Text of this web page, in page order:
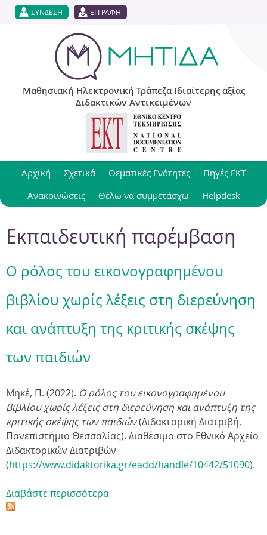
Jump to navigation
ΣΥΝΔΕΣΗ ΕΓΓΡΑΦΗ
Μαθησιακή Ηλεκτρονική Τράπεζα Ιδιαίτερης αξίας
Διδακτικών Αντικειμένων
Αρχική Σχετικά Θεματικές Ενότητες
Πηγές ΕΚΤ
Ανακοινώσεις
Θέλω να συμμετάσχω Helpdesk
Εκπαιδευτική παρέμβαση
Ο ρόλος του εικονογραφημένου
βιβλίου χωρίς λέξεις στη διερεύνηση
και ανάπτυξη της κριτικής σκέψης
των παιδιών
Μηκέ, Π. (2022). Ο ρόλος του εικονογραφημένου
βιβλίου χωρίς λέξεις στη διερεύνηση και ανάπτυξη της
κριτικής σκέψης των παιδιών(Διδακτορική Διατριβή,
Πανεπιστήμιο Θεσσαλίας). Διαθέσιμο στο Εθνικό Αρχείο
Διδακτορικών Διατριβών
(https://www.didaktorika.gr/eadd/handle/10442/51090).
Διαβάστε περισσότερα